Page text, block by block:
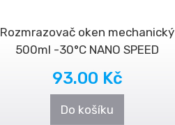
Rozmrazovač oken mechanický
500ml -30°C NANO SPEED
93.00 Kč
Do košíku